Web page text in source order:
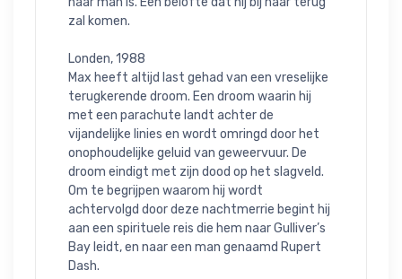
zal komen.
Londen, 1988
Max heeft altijd last gehad van een vreselijke
terugkerende droom. Een droom waarin hij
met een parachute landt achter de
vijandelijke linies en wordt omringd door het
onophoudelijke geluid van geweervuur. De
droom eindigt met zijn dood op het slagveld.
Om te begrijpen waarom hij wordt
achtervolgd door deze nachtmerrie begint hij
aan een spirituele reis die hem naar Gulliver’s
Bay leidt, en naar een man genaamd Rupert
Dash.